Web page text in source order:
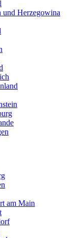
und Herzegowina
am Main